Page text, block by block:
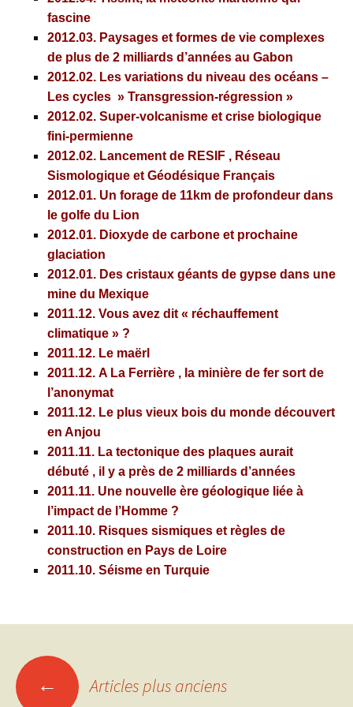
fascine
2012.03. Paysages et formes de vie complexes
de plus de 2 milliards d’années au Gabon
2012.02. Les variations du niveau des océans –
Les cycles » Transgression-régression »
2012.02. Super-volcanisme et crise biologique
fini-permienne
2012.02. Lancement de RESIF , Réseau
Sismologique et Géodésique Français
2012.01. Un forage de 11km de profondeur dans
le golfe du Lion
2012.01. Dioxyde de carbone et prochaine
glaciation
2012.01. Des cristaux géants de gypse dans une
mine du Mexique
2011.12. Vous avez dit « réchauffement
climatique » ?
2011.12. Le maërl
2011.12. A La Ferrière , la minière de fer sort de
l’anonymat
2011.12. Le plus vieux bois du monde découvert
en Anjou
2011.11. La tectonique des plaques aurait
débuté , il y a près de 2 milliards d’années
2011.11. Une nouvelle ère géologique liée à
l’impact de l’Homme ?
2011.10. Risques sismiques et règles de
construction en Pays de Loire
2011.10. Séisme en Turquie
Navigation
← Articles plus anciens